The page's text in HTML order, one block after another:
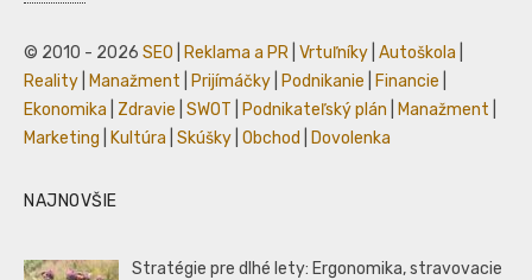
© 2010 - 2026 SEO Reklama a PR Vrtuľníky Autoškola
Reality
Manažment Prijímáčky Podnikanie Financie
Ekonomika
Zdravie SWOT Podnikateľský plán Manažment
Marketing
Kultúra Skúšky Obchod Dovolenka
NAJNOVŠIE
Stratégie pre dlhé lety: Ergonomika, stravovacie